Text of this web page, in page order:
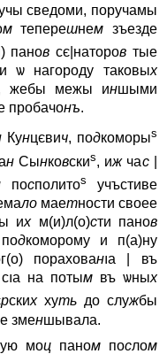
сведоми, поручамы
м теперешнем зъезде
панов сє|наторов тые
ѡ нагородy таковых
жебы межы иншыми
пробачонъ.
Кунцєвич, подкоморыs
нСынковскиs, ижчас|
посполитоs
yчъстиве
ломаетности своее
ихм(и)л(о)сти панов
дкоморому и п(а)ну
порахованıa | въ
на потымвъ ѡных
рскиххуть до службы
зменшывала.
моцпаномпослом